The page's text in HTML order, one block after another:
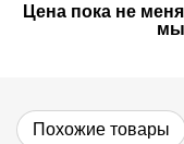
Цена пока не
мы
Похожие товары